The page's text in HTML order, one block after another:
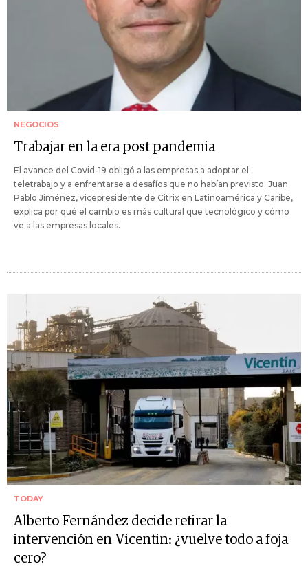
NEGOCIOS
Trabajar en la era post pandemia
El avance del Covid-19 obligó a las empresas a adoptar el
teletrabajo y a enfrentarse a desafíos que no habían previsto. Juan
Pablo Jiménez, vicepresidente de Citrix en Latinoamérica y Caribe,
explica por qué el cambio es más cultural que tecnológico y cómo
ve a las empresas locales.
TODAY
Alberto Fernández decide retirar la
intervención en Vicentin: ¿vuelve todo a foja
cero?